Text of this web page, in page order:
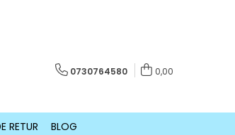
0730764580 0,00
RETUR BLOG